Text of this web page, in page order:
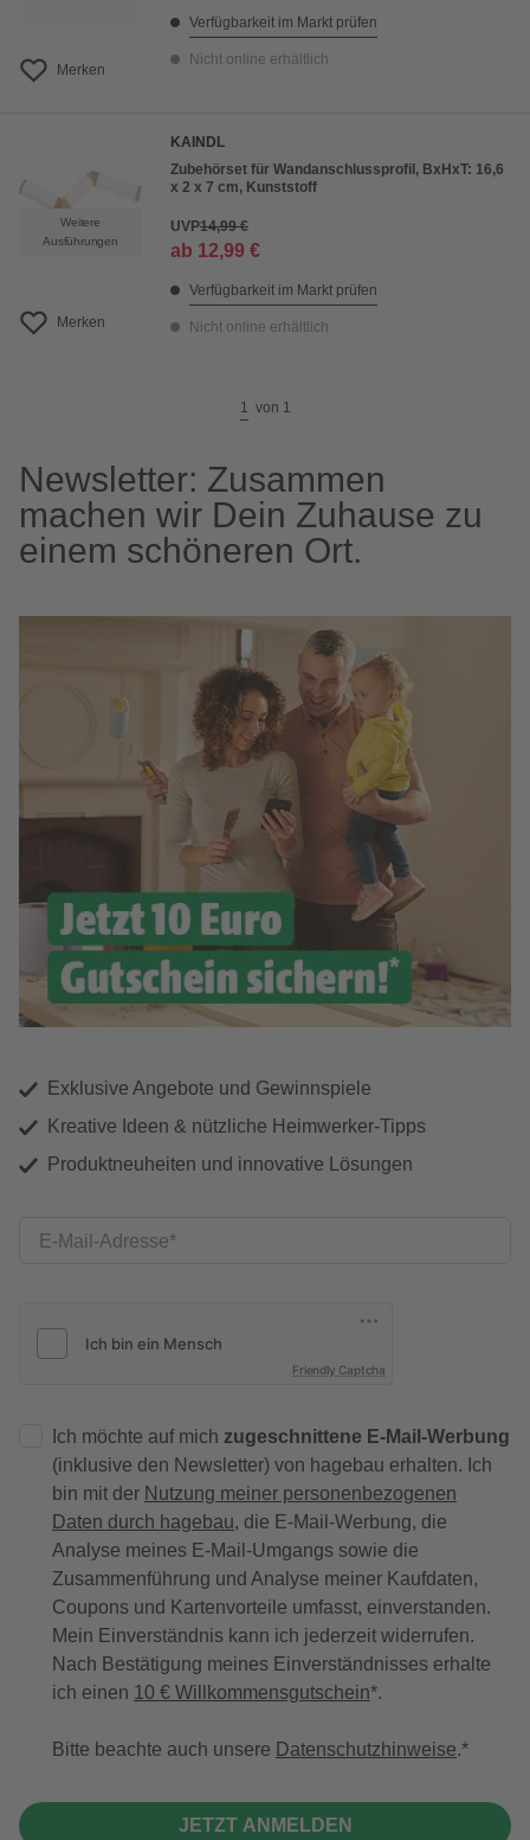
Merken
Verfügbarkeit im Markt prüfen
Nicht online erhältlich
Weitere
Ausführungen
Merken
KAINDL
Zubehörset für Wandanschlussprofil, BxHxT: 16,6
x 2 x 7 cm, Kunststoff
UVP14,99 €
ab 12,99 €
Verfügbarkeit im Markt prüfen
Nicht online erhältlich
1 von 1
Newsletter: Zusammen
machen wir Dein Zuhause zu
einem schöneren Ort.
Exklusive Angebote und Gewinnspiele
Kreative Ideen & nützliche Heimwerker-Tipps
Produktneuheiten und innovative Lösungen
E-Mail-Adresse
Friendly Captcha
Ich möchte auf mich zugeschnittene E-Mail-Werbung
(inklusive den Newsletter) von hagebau erhalten. Ich
bin mit der Nutzung meiner personenbezogenen
Daten durch hagebau, die E-Mail-Werbung, die
Analyse meines E-Mail-Umgangs sowie die
Zusammenführung und Analyse meiner Kaufdaten,
Coupons und Kartenvorteile umfasst, einverstanden.
Mein Einverständnis kann ich jederzeit widerrufen.
Nach Bestätigung meines Einverständnisses erhalte
ich einen 10 € Willkommensgutschein*.
Bitte beachte auch unsere Datenschutzhinweise.
JETZT ANMELDEN